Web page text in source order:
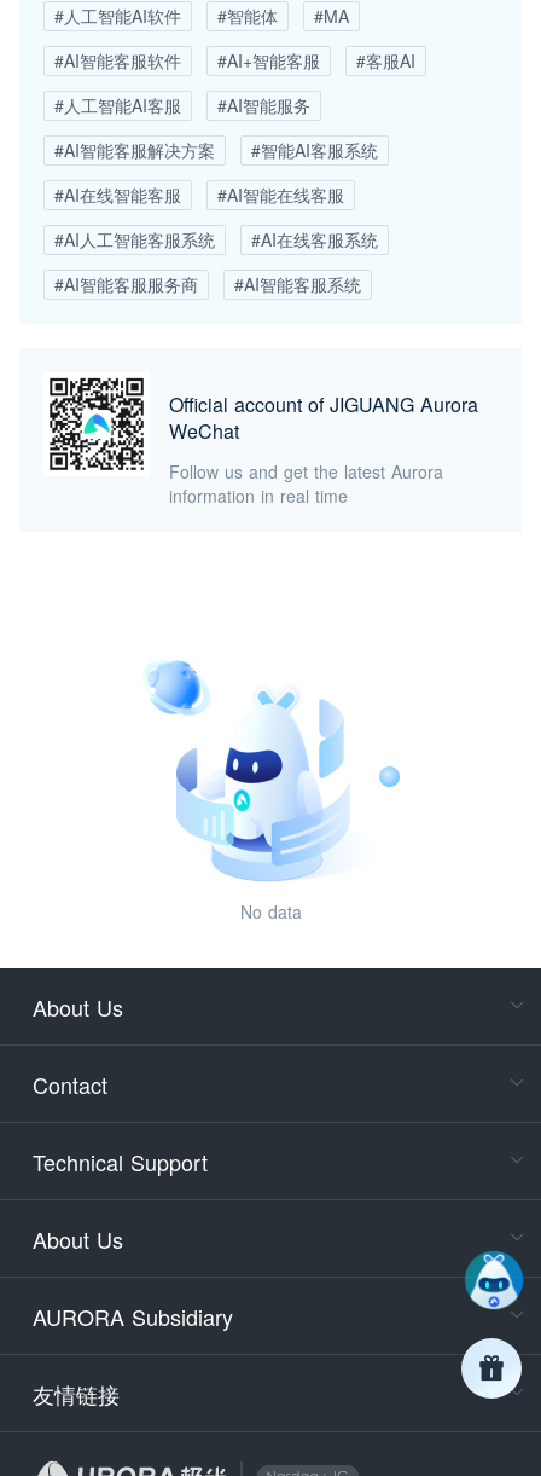
No data
#人工智能AI软件
#智能体
#MA
#AI智能客服软件
#AI+智能客服
#客服AI
#人工智能AI客服
#AI智能服务
#AI智能客服解决方案
#智能AI客服系统
#AI在线智能客服
#AI智能在线客服
#AI人工智能客服系统
#AI在线客服系统
#AI智能客服服务商
#AI智能客服系统
Official account of JIGUANG Aurora
WeChat
Follow us and get the latest Aurora
information in real time
About Us
Contact
Technical Support
About Us
AURORA Subsidiary
友情链接
days)
9:30-
Email